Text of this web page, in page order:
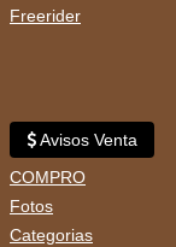
Freerider
Avisos Venta
COMPRO
Fotos
Categorias